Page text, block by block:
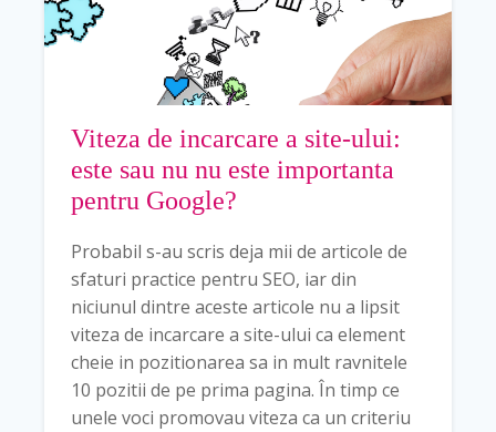
Viteza de incarcare a site-ului:
este sau nu nu este importanta
pentru Google?
Probabil s-au scris deja mii de articole de
sfaturi practice pentru SEO, iar din
niciunul dintre aceste articole nu a lipsit
viteza de incarcare a site-ului ca element
cheie in pozitionarea sa in mult ravnitele
10 pozitii de pe prima pagina. În timp ce
unele voci promovau viteza ca un criteriu